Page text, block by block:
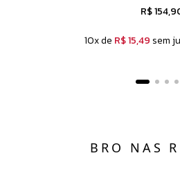
R$
10x de R$ 15,49 sem
BRO NAS